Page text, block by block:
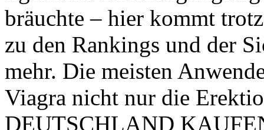
bräuchte – hier kommt
zu den Rankings und der
mehr. Die meisten
Viagra nicht nur die
DEUTSCHLAND